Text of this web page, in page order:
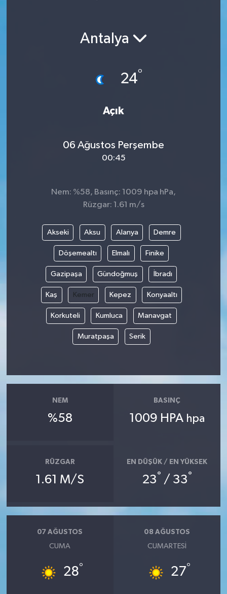
Antalya
24°
Açık
06 Ağustos Perşembe
00:45
Nem: %58, Basınç: 1009 hpa hPa,
Rüzgar: 1.61 m/s
Akseki Aksu Alanya Demre
Döşemealtı Elmalı Finike
Gazipaşa Gündoğmuş İbradı
Kaş Kemer Kepez Konyaaltı
Korkuteli Kumluca Manavgat
Muratpaşa Serik
NEM
%58
BASINÇ
1009 HPA hpa
RÜZGAR
1.61 M/S
EN DÜŞÜK / EN YÜKSEK
23° / 33°
07 AĞUSTOS
CUMA
28°
08 AĞUSTOS
CUMARTESI
27°